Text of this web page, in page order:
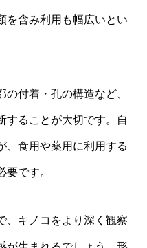
を含み利用も幅広いとい
付着・孔の構造など、
することが大切です。自
、食用や薬用に利用する
です。
、キノコをより深く観察